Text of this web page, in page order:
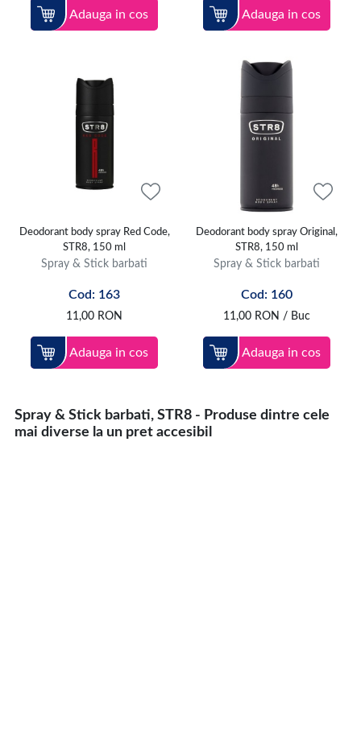
Adauga in cos Adauga in cos
Deodorant body spray Red Code,
STR8, 150 ml
Spray & Stick barbati
Cod: 163
11,00 RON
Adauga in cos
Deodorant body spray Original,
STR8, 150 ml
Spray & Stick barbati
Cod: 160
11,00 RON / Buc
Adauga in cos
Spray & Stick barbati, STR8 - Produse dintre cele
mai diverse la un pret accesibil